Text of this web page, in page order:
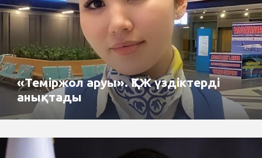
«Теміржол аруы». ҚТЖ үздіктерді
анықтады